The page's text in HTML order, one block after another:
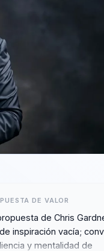
DE VALOR
de Chris
inspiración vacía;
y mentalidad de